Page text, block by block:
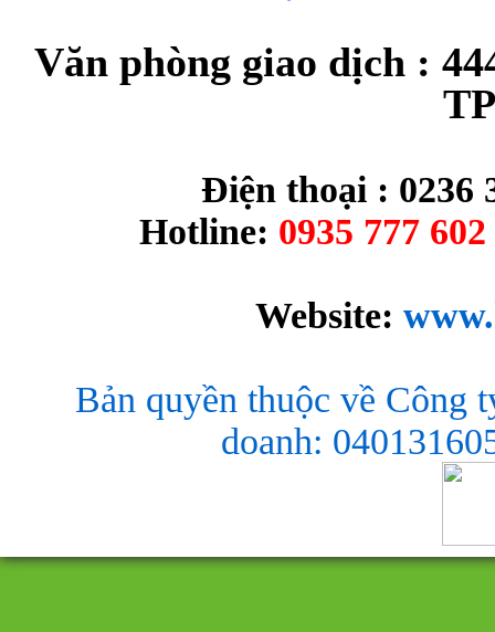
Văn phòng giao dịch :
Điện thoại : 0236
Hotline: 0935 777
Website:
Bản quyền thuộc về Công
doanh: